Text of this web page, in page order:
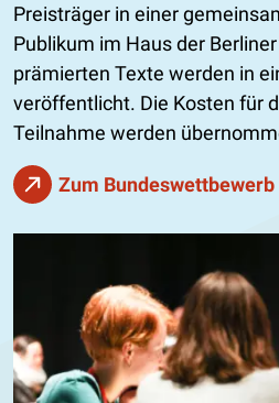
Preisträger in einer
Publikum im Haus der
prämierten Texte werden in
veröffentlicht. Die Kosten für
Teilnahme werden
Zum Bundeswettbewerb